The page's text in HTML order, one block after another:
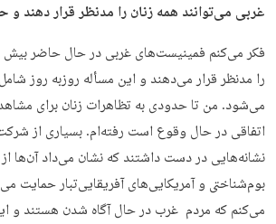
غربی می‌توانند همه زنان را مدنظر قرار دهند و
فكر می‌كنم فمینیست‌های غربی در حال حاضر بیش
را مدنظر قرار می‌دهند و این مسأله روزبه روز
می‌شود. من تا حدودی به تظاهرات زنان برای
اتفاقی در حال وقوع است رفته‌ام. بسیاری از
نشانه‌هایی در دست داشتند که نشان می‌داد آن‌ها
بوم‌شناختی و آمریکایی‌های آفریقایی‌تبار حمایت
می‌کنم که مردم غرب در حال آگاه‌ شدن هستند و